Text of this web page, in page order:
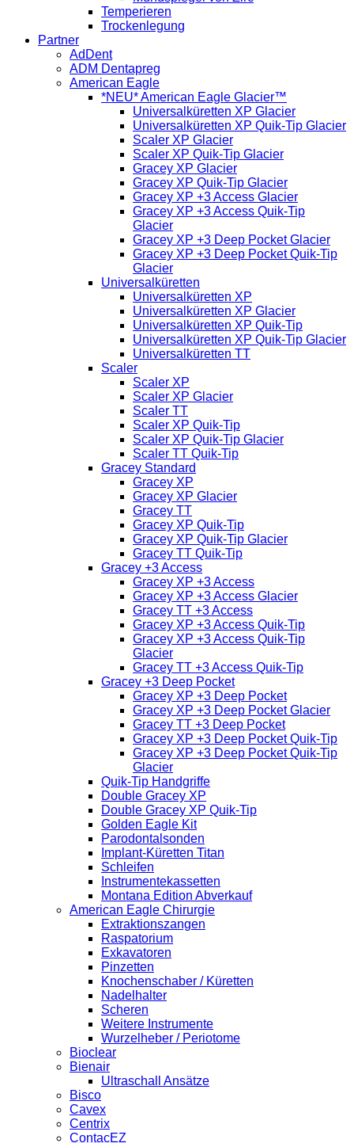
Temperieren
Trockenlegung
Partner
AdDent
ADM Dentapreg
American Eagle
*NEU* American Eagle Glacier™
Universalküretten XP Glacier
Universalküretten XP Quik-Tip Glacier
Scaler XP Glacier
Scaler XP Quik-Tip Glacier
Gracey XP Glacier
Gracey XP Quik-Tip Glacier
Gracey XP +3 Access Glacier
Gracey XP +3 Access Quik-Tip
Glacier
Gracey XP +3 Deep Pocket Glacier
Gracey XP +3 Deep Pocket Quik-Tip
Glacier
Universalküretten
Universalküretten XP
Universalküretten XP Glacier
Universalküretten XP Quik-Tip
Universalküretten XP Quik-Tip Glacier
Universalküretten TT
Scaler
Scaler XP
Scaler XP Glacier
Scaler TT
Scaler XP Quik-Tip
Scaler XP Quik-Tip Glacier
Scaler TT Quik-Tip
Gracey Standard
Gracey XP
Gracey XP Glacier
Gracey TT
Gracey XP Quik-Tip
Gracey XP Quik-Tip Glacier
Gracey TT Quik-Tip
Gracey +3 Access
Gracey XP +3 Access
Gracey XP +3 Access Glacier
Gracey TT +3 Access
Gracey XP +3 Access Quik-Tip
Gracey XP +3 Access Quik-Tip
Glacier
Gracey TT +3 Access Quik-Tip
Gracey +3 Deep Pocket
Gracey XP +3 Deep Pocket
Gracey XP +3 Deep Pocket Glacier
Gracey TT +3 Deep Pocket
Gracey XP +3 Deep Pocket Quik-Tip
Gracey XP +3 Deep Pocket Quik-Tip
Glacier
Quik-Tip Handgriffe
Double Gracey XP
Double Gracey XP Quik-Tip
Golden Eagle Kit
Parodontalsonden
Implant-Küretten Titan
Schleifen
Instrumentekassetten
Montana Edition Abverkauf
American Eagle Chirurgie
Extraktionszangen
Raspatorium
Exkavatoren
Pinzetten
Knochenschaber / Küretten
Nadelhalter
Scheren
Weitere Instrumente
Wurzelheber / Periotome
Bioclear
Bienair
Ultraschall Ansätze
Bisco
Cavex
Centrix
ContacEZ